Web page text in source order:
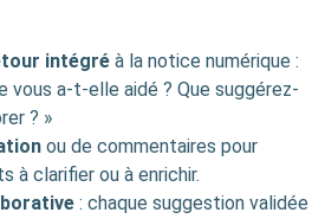
intégré à la notice numérique :
vous a-t-elle aidé ? Que suggérez-
? »
ou de commentaires pour
à clarifier ou à enrichir.
: chaque suggestion validée